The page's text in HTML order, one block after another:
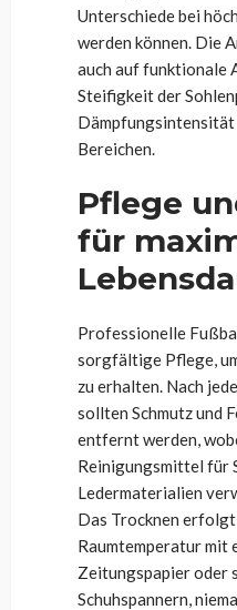
Unterschiede bei
werden können. Die
auch auf funktionale
Steifigkeit der
Dämpfungsintensität
Bereichen.
Pflege
für
Professionelle
sorgfältige Pflege,
zu erhalten. Nach
sollten Schmutz und
entfernt werden,
Reinigungsmittel für
Ledermaterialien
Das Trocknen
Raumtemperatur mit
Zeitungspapier oder
Schuhspannern,